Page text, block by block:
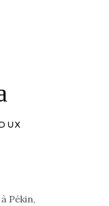
Pékin,